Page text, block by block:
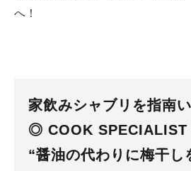
へ！
家飲みシャブリを指南
◎ COOK SPECIALIST
“醤油の代わりに梅干し